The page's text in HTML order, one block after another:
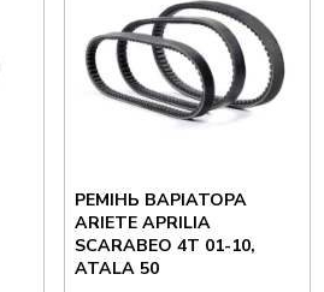
РЕМІНЬ ВАРІАТОРА
ARIETE APRILIA
SCARABEO 4T 01-10,
ATALA 50